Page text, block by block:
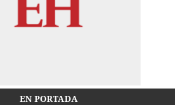
EN PORTADA